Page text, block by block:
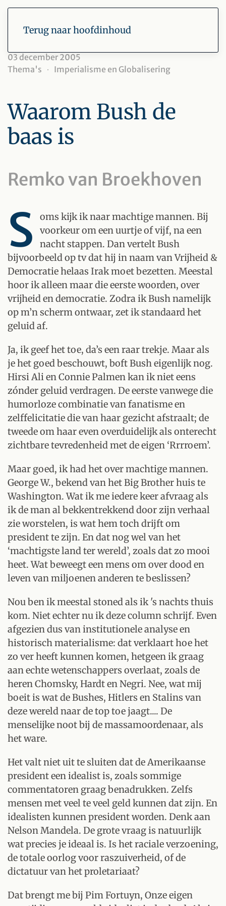
Terug naar hoofdinhoud
03 december 2005
Thema's
Imperialisme en Globalisering
Waarom Bush de
baas is
Remko van Broekhoven
S
oms kijk ik naar machtige mannen. Bij
voorkeur om een uurtje of vijf, na een
nacht stappen. Dan vertelt Bush
bijvoorbeeld op tv dat hij in naam van Vrijheid &
Democratie helaas Irak moet bezetten. Meestal
hoor ik alleen maar die eerste woorden, over
vrijheid en democratie. Zodra ik Bush namelijk
op m’n scherm ontwaar, zet ik standaard het
geluid af.
Ja, ik geef het toe, da’s een raar trekje. Maar als
je het goed beschouwt, boft Bush eigenlijk nog.
Hirsi Ali en Connie Palmen kan ik niet eens
zónder geluid verdragen. De eerste vanwege die
humorloze combinatie van fanatisme en
zelffelicitatie die van haar gezicht afstraalt; de
tweede om haar even overduidelijk als onterecht
zichtbare tevredenheid met de eigen ‘Rrrroem’.
Maar goed, ik had het over machtige mannen.
George W., bekend van het Big Brother huis te
Washington. Wat ik me iedere keer afvraag als
ik de man al bekkentrekkend door zijn verhaal
zie worstelen, is wat hem toch drijft om
president te zijn. En dat nog wel van het
‘machtigste land ter wereld’, zoals dat zo mooi
heet. Wat beweegt een mens om over dood en
leven van miljoenen anderen te beslissen?
Nou ben ik meestal stoned als ik 's nachts thuis
kom. Niet echter nu ik deze column schrijf. Even
afgezien dus van institutionele analyse en
historisch materialisme: dat verklaart hoe het
zo ver heeft kunnen komen, hetgeen ik graag
aan echte wetenschappers overlaat, zoals de
heren Chomsky, Hardt en Negri. Nee, wat mij
boeit is wat de Bushes, Hitlers en Stalins van
deze wereld naar de top toe jaagt.... De
menselijke noot bij de massamoordenaar, als
het ware.
Het valt niet uit te sluiten dat de Amerikaanse
president een idealist is, zoals sommige
commentatoren graag benadrukken. Zelfs
mensen met veel te veel geld kunnen dat zijn. En
idealisten kunnen president worden. Denk aan
Nelson Mandela. De grote vraag is natuurlijk
wat precies je ideaal is. Is het raciale verzoening,
de totale oorlog voor raszuiverheid, of de
dictatuur van het proletariaat?
Dat brengt me bij Pim Fortuyn, Onze eigen